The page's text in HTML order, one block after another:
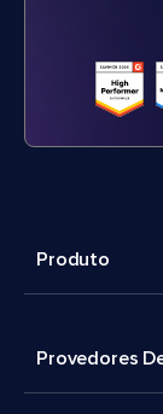
Produto
Provedores